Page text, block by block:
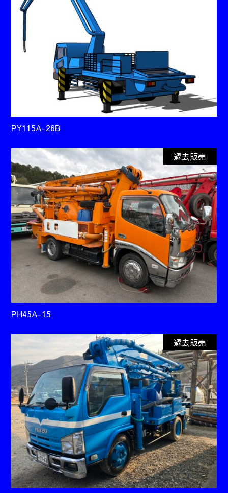
PY115A-26B
過去販売
PH45A-15
過去販売